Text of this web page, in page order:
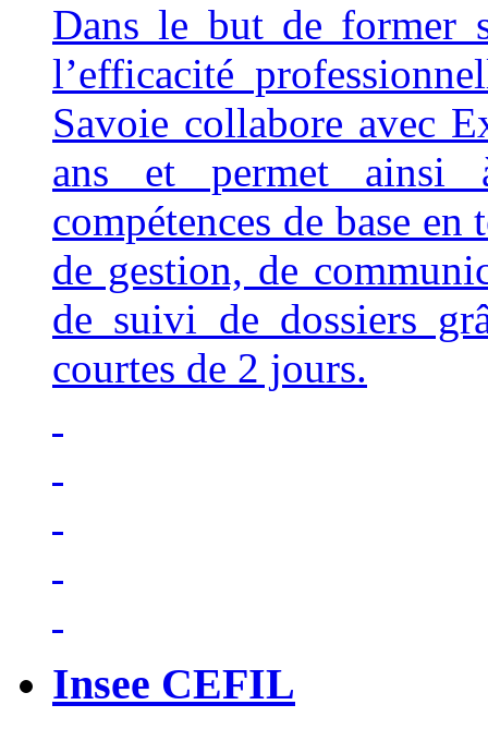
Dans le but de former
l’efficacité
Savoie collabore avec
ans et permet ainsi
compétences de base
de gestion, de
de suivi de dossiers
courtes de 2 jours.
Insee CEFIL